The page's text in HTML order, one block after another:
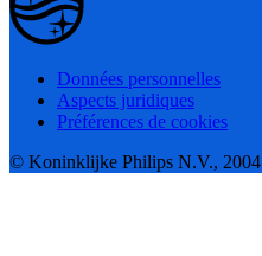
Données personnelles
Aspects juridiques
Préférences de cookies
© Koninklijke Philips N.V., 2004